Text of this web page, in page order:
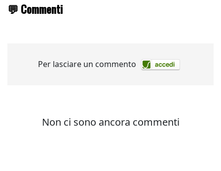
💬 Commenti